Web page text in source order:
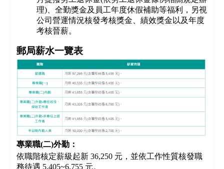
理)、全勤獎金及員工年度休假補助等福利，另視
公司營運情況核發考核獎金、績效獎金以及年度
考核晉薪。
郵局薪水一覽表
專業職(二)外勤：
依職階核定薪級起新 36,250 元，並依工作性質核發職
務待遇 5,405~6,755 元。